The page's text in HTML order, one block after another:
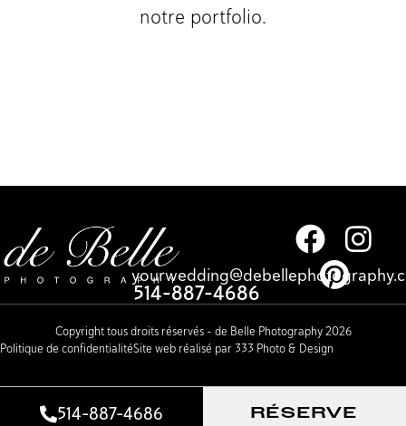
notre portfolio.
514-887-4686
Copyright tous droits réservés – de Belle Photography 2026
Politique de confidentialitéSite web réalisé par 333 Photo & Design
514-887-4686 RÉSERVE